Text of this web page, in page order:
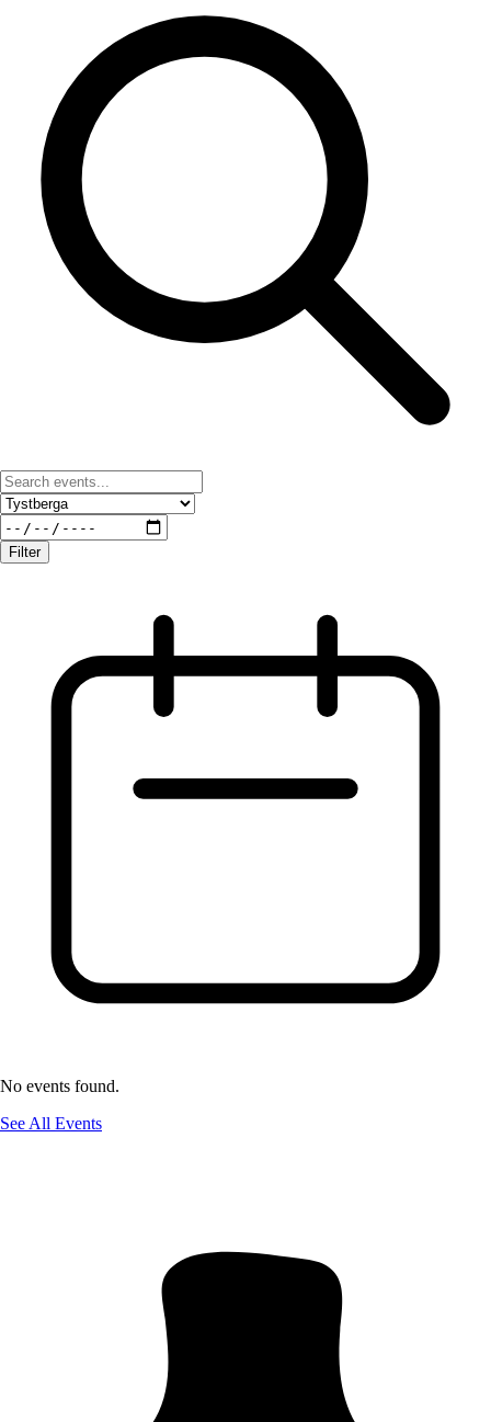
Filter
No events found.
See All Events